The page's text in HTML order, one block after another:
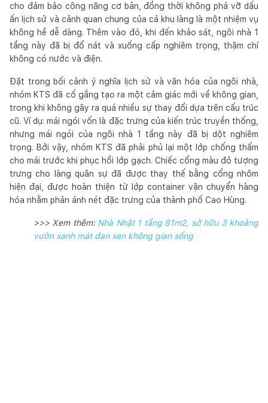
cho đảm bảo công năng cơ bản, đồng thời không phá vỡ dấu
ấn lịch sử và cảnh quan chung của cả khu làng là một nhiệm vụ
không hề dễ dàng. Thêm vào đó, khi đến khảo sát, ngôi nhà 1
tầng này đã bị đổ nát và xuống cấp nghiêm trọng, thậm chí
không có nước và điện.
Đặt trong bối cảnh ý nghĩa lịch sử và văn hóa của ngôi nhà,
nhóm KTS đã cố gắng tạo ra một cảm giác mới về không gian,
trong khi không gây ra quá nhiều sự thay đổi dựa trên cấu trúc
cũ. Ví dụ: mái ngói vốn là đặc trưng của kiến trúc truyền thống,
nhưng mái ngói của ngôi nhà 1 tầng này đã bị dột nghiêm
trọng. Bởi vậy, nhóm KTS đã phải phủ lại một lớp chống thấm
cho mái trước khi phục hồi lớp gạch. Chiếc cổng màu đỏ tượng
trưng cho làng quân sự đã được thay thế bằng cổng nhôm
hiện đại, được hoàn thiện từ lớp container vận chuyển hàng
hóa nhằm phản ánh nét đặc trưng của thành phố Cao Hùng.
>>> Xem thêm: Nhà Nhật 1 tầng 81m2, sở hữu 3 khoảng
vườn xanh mát đan xen không gian sống